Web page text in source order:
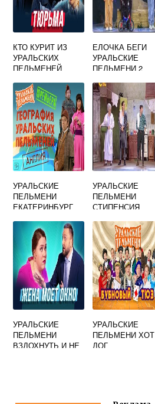
КТО КУРИТ ИЗ
УРАЛЬСКИХ
ПЕЛЬМЕНЕЙ
ЕЛОЧКА БЕГИ
УРАЛЬСКИЕ
ПЕЛЬМЕНИ 2
УРАЛЬСКИЕ
ПЕЛЬМЕНИ
ЕКАТЕРИНБУРГ
УРАЛЬСКИЕ
ПЕЛЬМЕНИ
СТИПЕНСИЯ
УРАЛЬСКИЕ
ПЕЛЬМЕНИ
ВЗДОХНУТЬ И НЕ
УРАЛЬСКИЕ
ПЕЛЬМЕНИ ХОТ
ДОГ